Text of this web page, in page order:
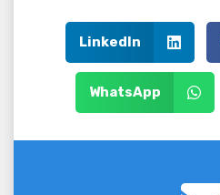
LinkedIn
WhatsApp